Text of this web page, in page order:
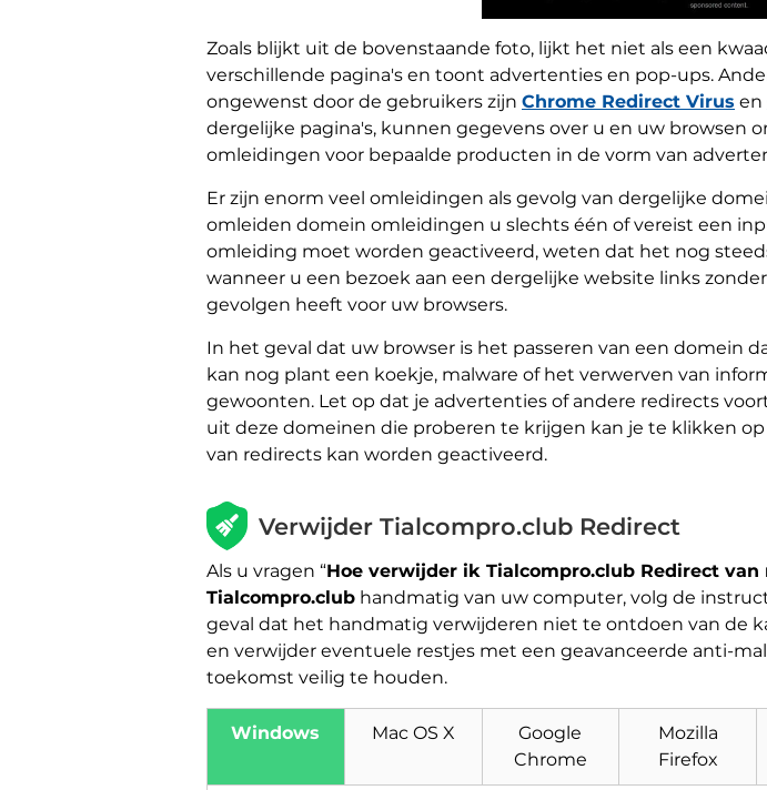
Zoals blijkt uit de bovenstaande foto, lijkt het niet als een
verschillende pagina's en toont advertenties en pop-ups.
ongewenst door de gebruikers zijn Chrome Redirect Virus en
dergelijke pagina's, kunnen gegevens over u en uw browsen
omleidingen voor bepaalde producten in de vorm van
Er zijn enorm veel omleidingen als gevolg van dergelijke
omleiden domein omleidingen u slechts één of vereist een
omleiding moet worden geactiveerd, weten dat het nog
wanneer u een bezoek aan een dergelijke website links
gevolgen heeft voor uw browsers.
In het geval dat uw browser is het passeren van een domein
kan nog plant een koekje, malware of het verwerven van
gewoonten. Let op dat je advertenties of andere redirects
uit deze domeinen die proberen te krijgen kan je te klikken
van redirects kan worden geactiveerd.
Verwijder Tialcompro.club Redirect
Als u vragen “Hoe verwijder ik Tialcompro.club Redirect van
Tialcompro.club handmatig van uw computer, volg de
geval dat het handmatig verwijderen niet te ontdoen van de
en verwijder eventuele restjes met een geavanceerde anti-
toekomst veilig te houden.
Windows Mac OS X
Google
Chrome
Mozilla
Firefox
Download
Malware